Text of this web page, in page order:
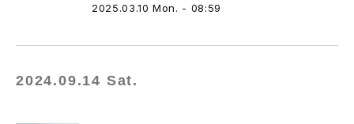
2025.03.10 Mon. - 08:59
2024.09.14 Sat.